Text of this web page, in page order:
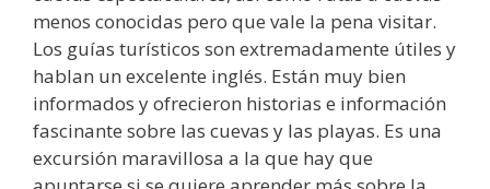
menos conocidas pero que vale la pena visitar.
Los guías turísticos son extremadamente útiles y
hablan un excelente inglés. Están muy bien
informados y ofrecieron historias e información
fascinante sobre las cuevas y las playas. Es una
excursión maravillosa a la que hay que